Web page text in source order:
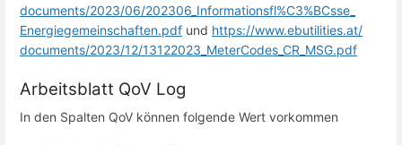
documents/2023/06/202306_ Informationsfl%C3%BCsse_
Energiegemeinschaften.pdf und https://www.ebutilities.at/
documents/2023/12/13122023_ MeterCodes_CR_MSG.pdf
Arbeitsblatt QoV Log
In den Spalten QoV können folgende Wert vorkommen